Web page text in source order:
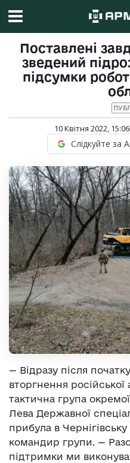
Поставлені
зведений
підсумки
10 Квітня 2022, 15:06
Слідкуйте за
— Відразу після
вторгнення
тактична група
Лева Державної
прибула в
командир групи. —
підтримки ми